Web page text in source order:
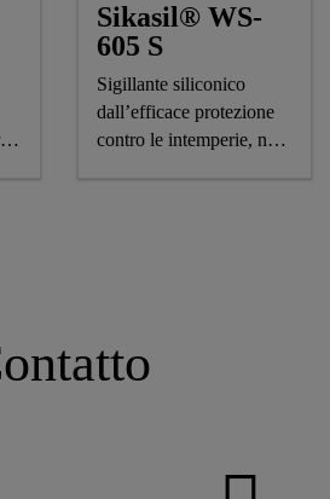
Sikasil® WS-
605 S
Sigillante siliconico
dall’efficace protezione
contro le intemperie, non